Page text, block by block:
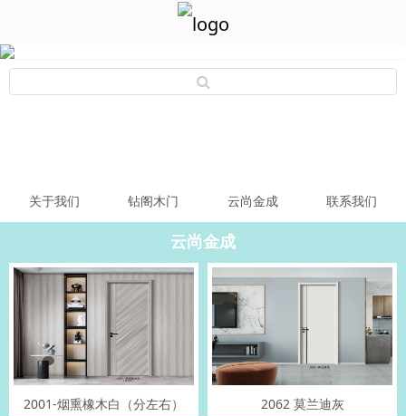
关于我们 钻阁木门 云尚金成 联系我们
云尚金成
2001-烟熏橡木白（分左右） 2062 莫兰迪灰